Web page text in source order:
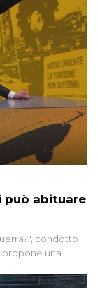
può abituare
condotto
propone una
realtà pervasiva.